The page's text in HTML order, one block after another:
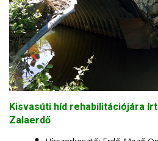
Kisvasúti híd rehabilitációjára
Zalaerdő